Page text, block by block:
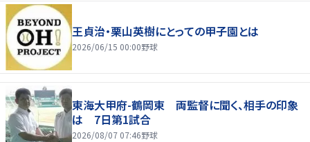
王貞治・栗山英樹にとっての甲子園とは
2026/06/15 00:00野球
東海大甲府-鶴岡東 両監督に聞く、相手の印象
は 7日第1試合
2026/08/07 07:46野球